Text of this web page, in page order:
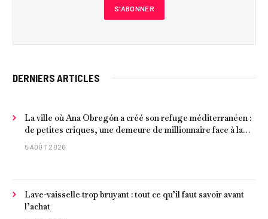
DERNIERS ARTICLES
La ville où Ana Obregón a créé son refuge méditerranéen :
de petites criques, une demeure de millionnaire face à la
mer et les meilleurs fruits de mer
5 AOÛT 2026
Lave-vaisselle trop bruyant : tout ce qu’il faut savoir avant
l’achat